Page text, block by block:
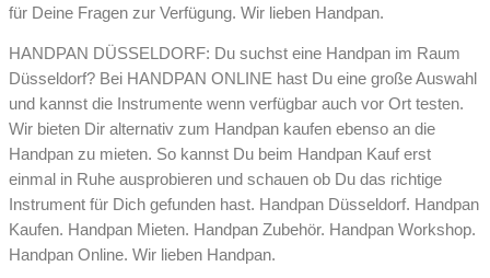
für Deine Fragen zur Verfügung. Wir lieben Handpan.
HANDPAN DÜSSELDORF: Du suchst eine Handpan im Raum
Düsseldorf? Bei HANDPAN ONLINE hast Du eine große Auswahl
und kannst die Instrumente wenn verfügbar auch vor Ort testen.
Wir bieten Dir alternativ zum Handpan kaufen ebenso an die
Handpan zu mieten. So kannst Du beim Handpan Kauf erst
einmal in Ruhe ausprobieren und schauen ob Du das richtige
Instrument für Dich gefunden hast. Handpan Düsseldorf. Handpan
Kaufen. Handpan Mieten. Handpan Zubehör. Handpan Workshop.
Handpan Online. Wir lieben Handpan.